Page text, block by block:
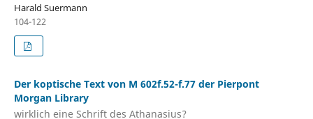
Harald Suermann
104-122
Der koptische Text von M 602f.52-f.77 der Pierpont
Morgan Library
wirklich eine Schrift des Athanasius?